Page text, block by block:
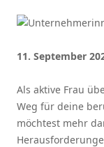
11. September
Als aktive Frau
Weg für deine
möchtest mehr